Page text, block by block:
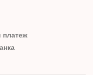
платеж